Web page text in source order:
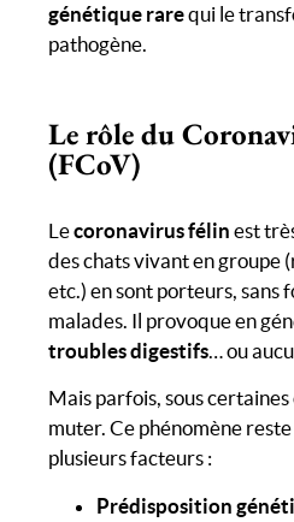
génétique rarequi le
pathogène.
Le rôle du
(FCoV)
Lecoronavirus félin est
des chats vivant en groupe
etc.) en sont porteurs, sans
malades. Il provoque en
troubles digestifs … ou
Mais parfois, sous
muter. Ce phénomène
plusieurs facteurs :
Prédisposition